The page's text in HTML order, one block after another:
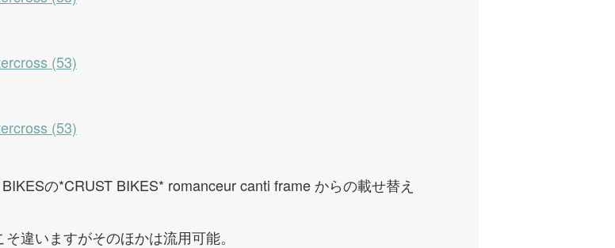
の*CRUST BIKES* romanceur canti frame からの載せ替え
違いますがそのほかは流用可能。